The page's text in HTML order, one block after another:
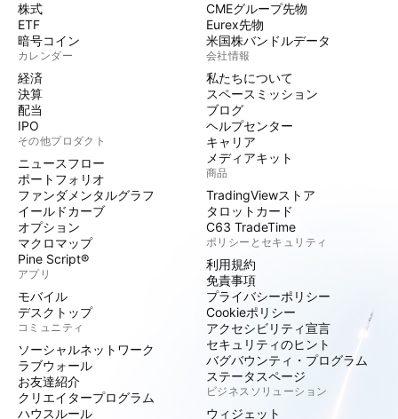
株式
ETF
暗号コイン
カレンダー
経済
決算
配当
IPO
その他プロダクト
ニュースフロー
ポートフォリオ
ファンダメンタルグラフ
イールドカーブ
オプション
マクロマップ
Pine Script®
アプリ
モバイル
デスクトップ
コミュニティ
ソーシャルネットワーク
ラブウォール
お友達紹介
クリエイタープログラム
ハウスルール
CMEグループ先物
Eurex先物
米国株バンドルデータ
会社情報
私たちについて
スペースミッション
ブログ
ヘルプセンター
キャリア
メディアキット
商品
TradingViewストア
タロットカード
C63 TradeTime
ポリシーとセキュリティ
利用規約
免責事項
プライバシーポリシー
Cookieポリシー
アクセシビリティ宣言
セキュリティのヒント
バグバウンティ・プログラム
ステータスページ
ビジネスソリューション
ウィジェット